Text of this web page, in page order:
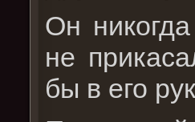
Он
не
бы в его